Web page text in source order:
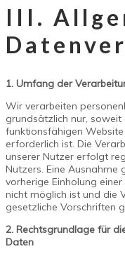
III.
1. Umfang der
Wir verarbeiten
grundsätzlich nur,
funktionsfähigen
erforderlich ist. Die
unserer Nutzer erfolgt
Nutzers. Eine Ausnahme
vorherige Einholung
nicht möglich ist und die
gesetzliche Vorschriften
2. Rechtsgrundlage für
Daten